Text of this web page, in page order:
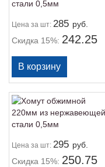
Цена за шт: 285 руб.
Скидка 15%: 242.25
Цена за шт: 295 руб.
Скидка 15%: 250.75